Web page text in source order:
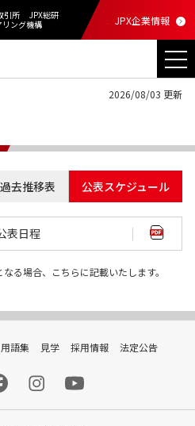
引所
JPX総研
リング機構 JPX企業情報
2026/08/03 更新
去推移表 公表スケジュール
表日程
る場合、こちらに記載いたします。
用語集 見学 採用情報 法定公告